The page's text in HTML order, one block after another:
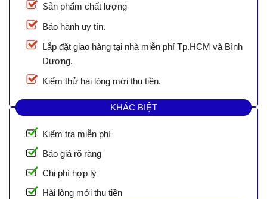
Sản phẩm chất lượng
Bảo hành uy tín.
Lắp đặt giao hàng tại nhà miễn phí Tp.HCM và Bình
Dương.
Kiểm thử hài lòng mới thu tiền.
KHÁC BIỆT
Kiểm tra miễn phí
Báo giá rõ ràng
Chi phí hợp lý
Hài lòng mới thu tiền